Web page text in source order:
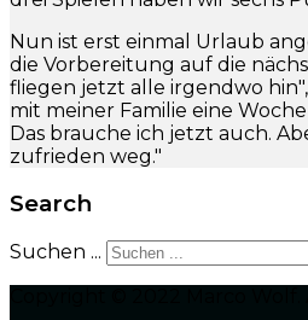
Nun ist erst einmal Urlaub
die Vorbereitung auf die
fliegen jetzt alle irgendwo
mit meiner Familie eine
Das brauche ich jetzt auch.
zufrieden weg."
Search
Suchen ...